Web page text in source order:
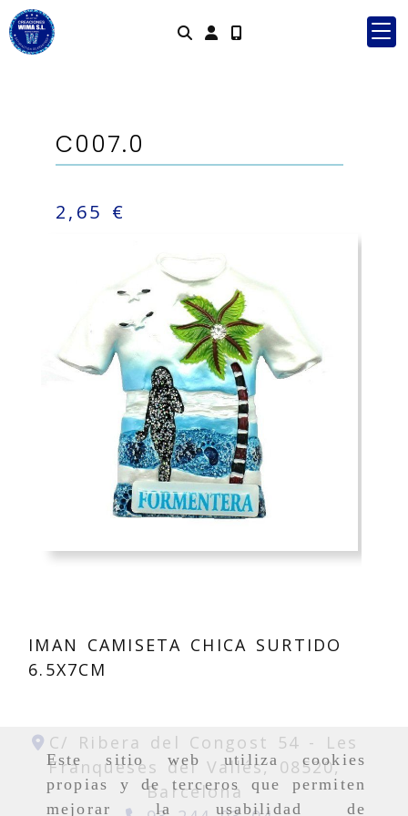
Este sitio web utiliza cookies
propias y de terceros que permiten
mejorar la usabilidad de
Identifícate
C007.0
2,65 €
IMAN CAMISETA CHICA SURTIDO
6.5X7CM
C/ Ribera del Congost 54 -
Les
Franqueses del Vallés,08520,
Barcelona